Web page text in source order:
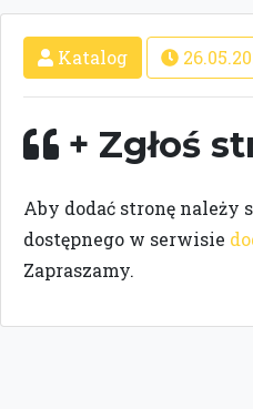
Katalog
+ Zgłoś
Aby dodać stronę należy s
dostępnego w serwisie
Zapraszamy.